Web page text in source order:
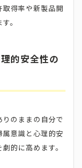
得率や新製品開
。
的安全性の
りのままの自分で
意識と心理的安
的に高めます。